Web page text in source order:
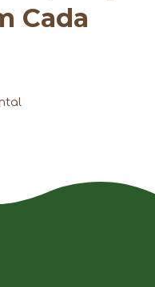
Cada